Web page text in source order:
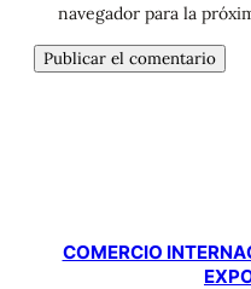
navegador para la
COMERCIO